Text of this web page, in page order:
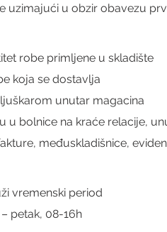
uzimajući u obzir obavezu
robe primljene u skladište
koja se dostavlja
unutar magacina
u bolnice na kraće relacije,
međuskladišnice,
vremenski period
petak, 08-16h